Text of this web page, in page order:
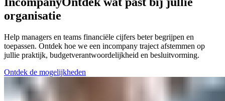
organisatie
Help managers en teams financiële cijfers beter begrijpen en
toepassen. Ontdek hoe we een incompany traject afstemmen op
jullie praktijk, budgetverantwoordelijkheid en besluitvorming.
Ontdek de mogelijkheden